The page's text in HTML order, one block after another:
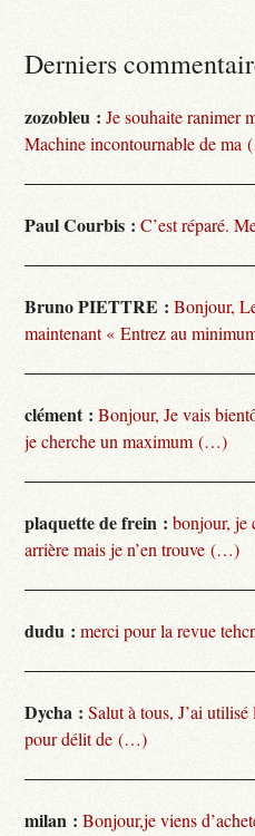
Derniers
zozobleu : Je souhaite ranimer
Machine incontournable de
Paul Courbis : C’est réparé.
Bruno PIETTRE : Bonjour,
maintenant « Entrez au
clément : Bonjour, Je vais
je cherche un maximum (…)
plaquette de frein : bonjour, je
arrière mais je n’en trouve (…)
dudu : merci pour la revue
Dycha : Salut à tous, J’ai
pour délit de (…)
milan : Bonjour,je viens